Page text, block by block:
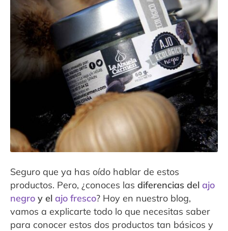
Contacto
Sala de Prensa
menú
hijo
Seguro que ya has oído hablar de estos
productos. Pero, ¿conoces las diferencias del ajo
negro y el ajo fresco? Hoy en nuestro blog,
vamos a explicarte todo lo que necesitas saber
para conocer estos dos productos tan básicos y